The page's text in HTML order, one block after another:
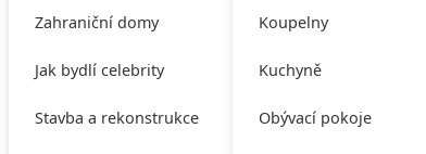
Zahraniční domy
Jak bydlí celebrity
Stavba a rekonstrukce
Koupelny
Kuchyně
Obývací pokoje